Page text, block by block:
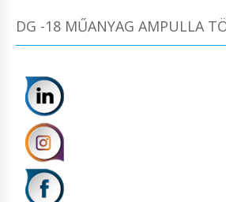
DG -18 MŰANYAG AMPULLA